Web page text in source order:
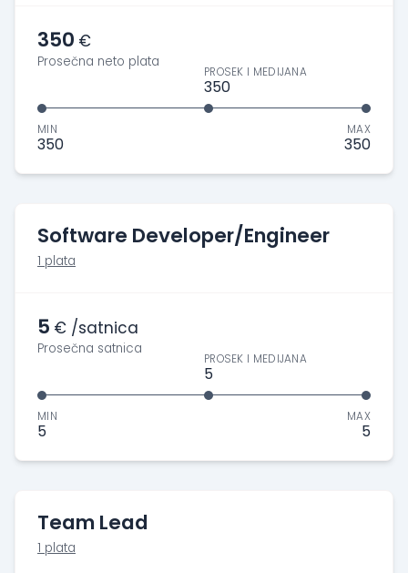
350 €
Prosečna neto plata
MIN
350
PROSEK I MEDIJANA
350
MAX
350
Software Developer/Engineer
1 plata
5 € /satnica
Prosečna satnica
MIN
5
PROSEK I MEDIJANA
5
MAX
5
Team Lead
1 plata